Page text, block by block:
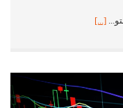
[...]